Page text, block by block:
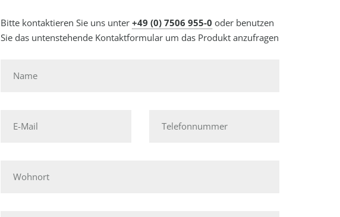
Bitte kontaktieren Sie uns unter +49 (0) 7506 955-0 oder benutzen
Sie das untenstehende Kontaktformular um das Produkt anzufragen
Mail